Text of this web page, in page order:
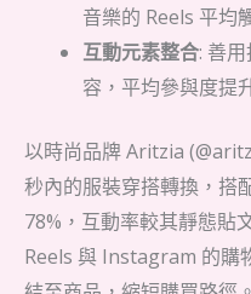
音樂的 Reels 平均
互動元素整合: 善
容，平均參與度提
以時尚品牌 Aritzia
秒內的服裝穿搭轉換，搭
78%，互動率較其靜態貼
Reels 與 Instagram 的購